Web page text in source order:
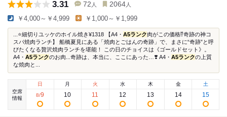
3.31 72 人 2064 人
￥4,000～￥4,999 ￥1,000～￥1,999
...⭐️細切りユッケのホイル焼き¥1318 【A4・ A5ランク肉がこの価格⁉️奇跡の神コ
スパ焼肉ランチ】 船橋夏見にある「焼肉とごはんの奇跡」で、まさに“奇跡”と呼
びたくなる贅沢焼肉ランチを堪能！ この日のチョイスは《ゴールドセット》。
A4・ A5ランクのお肉...奇跡は、本当に、ここにあった…❣️ A4・ A5ランクの上質
な焼肉と...
空席
情報
日
8/9
月
10
火
11
水
12
木
13
金
14
土
15